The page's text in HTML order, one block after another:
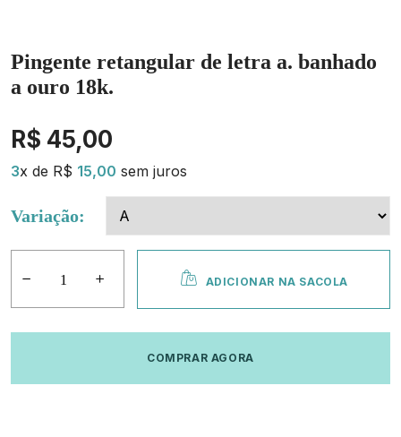
Pingente retangular de letra a. banhado
a ouro 18k.
R$ 45,00
3x de R$ 15,00 sem juros
Variação:
ADICIONAR NA SACOLA
COMPRAR AGORA